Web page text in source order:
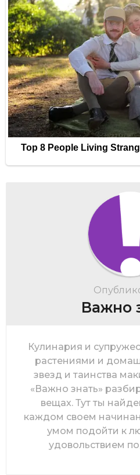
Важно
Кулинария и
растениями и
звезд и таинства
«Важно знать»
вещах. Тут ты
каждом своем
умом подойти к
удовольствием